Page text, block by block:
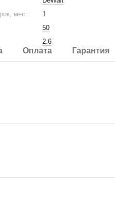
мес.
1
50
2.6
Оплата Гарантия